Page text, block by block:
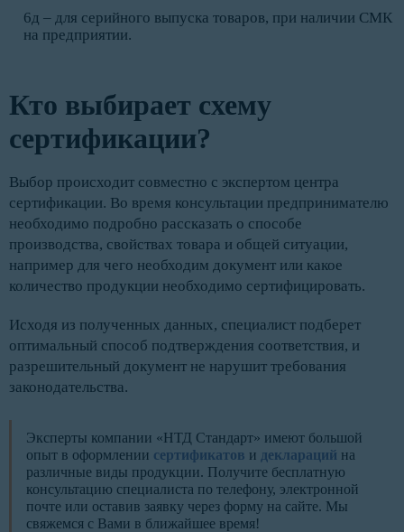
6д – для серийного выпуска товаров, при наличии СМК
на предприятии.
Кто выбирает схему
сертификации?
Выбор происходит совместно с экспертом центра
сертификации. Во время консультации предпринимателю
необходимо подробно рассказать о способе
производства, свойствах товара и общей ситуации,
например для чего необходим документ или какое
количество продукции необходимо сертифицировать.
Исходя из полученных данных, специалист подберет
оптимальный способ подтверждения соответствия, и
разрешительный документ не нарушит требования
законодательства.
Эксперты компании «НТД Стандарт» имеют большой
опыт в оформлении сертификатов и деклараций на
различные виды продукции. Получите бесплатную
консультацию специалиста по телефону, электронной
почте или оставив заявку через форму на сайте. Мы
свяжемся с Вами в ближайшее время!